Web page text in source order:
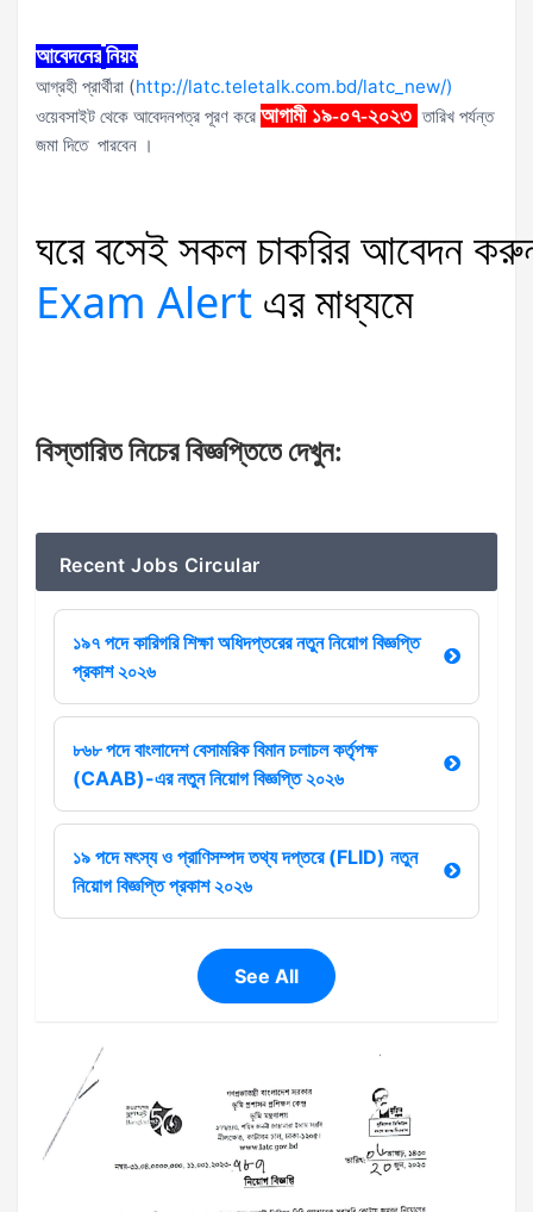
আবেদনের নিয়ম
আগ্রহী প্রার্থীরা (http://latc.teletalk.com.bd/latc_new/)
ওয়েবসাইট থেকে আবেদনপত্র পূরণ করে আগামী ১৯-০৭-২০২৩ তারিখ পর্যন্ত
জমা দিতে পারবেন ।
ঘরে বসেই সকল চাকরির আবেদন
Exam Alert এর মাধ্যমে
বিস্তারিতনিচেরবিজ্ঞপ্তিতে দেখুন:
Recent Jobs Circular
১৯৭ পদে কারিগরি শিক্ষা অধিদপ্তরের নতুন নিয়োগ বিজ্ঞপ্তি
প্রকাশ ২০২৬
৮৬৮ পদে বাংলাদেশ বেসামরিক বিমান চলাচল কর্তৃপক্ষ
(CAAB)-এর নতুন নিয়োগ বিজ্ঞপ্তি ২০২৬
১৯ পদে মৎস্য ও প্রাণিসম্পদ তথ্য দপ্তরে (FLID) নতুন
নিয়োগ বিজ্ঞপ্তি প্রকাশ ২০২৬
See All